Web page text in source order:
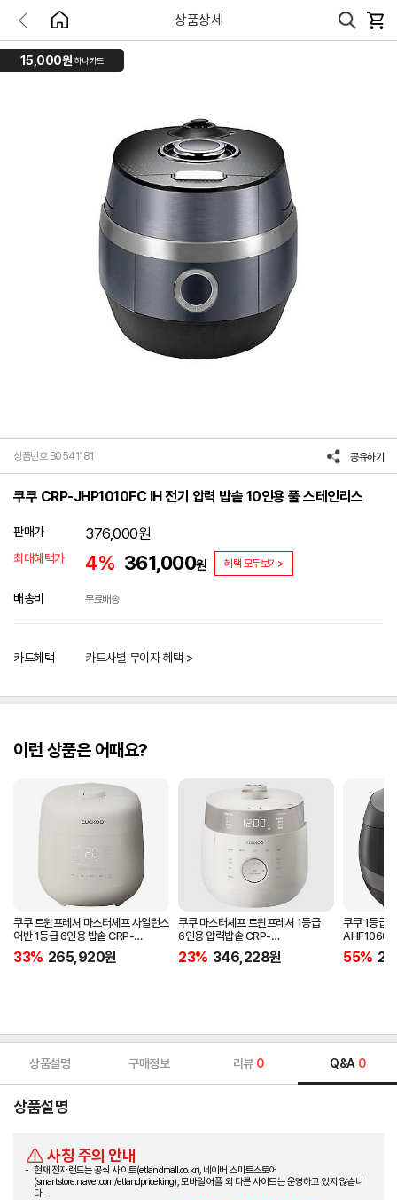
상품상세
15,000원 하나카드
상품번호 B0541181 공유하기
쿠쿠 CRP-JHP1010FC IH 전기 압력 밥솥 10인용 풀 스테인리스
판매가 376,000원
최대혜택가 4% 361,000원 혜택 모두보기>
배송비 무료배송
카드혜택 카드사별 무이자 혜택 >
이런 상품은 어때요?
쿠쿠 트윈프레셔 마스터셰프 사일런스
어반 1등급 6인용 밥솥 CRP-
UT0610FGW
33% 265,920원
쿠쿠 마스터셰프 트윈프레셔 1등급
6인용 압력밥솥 CRP-
LHTR0610FGW
23% 346,228원
쿠쿠 1등급
55%
상품설명 구매정보 리뷰 0 Q&A 0
상품설명
사칭 주의 안내
현재 전자랜드는 공식 사이트(etlandmall.co.kr), 네이버 스마트스토어
(smartstore.naver.com/etlandpriceking), 모바일 어플 외 다른 사이트는 운영하고 있지 않습니
다.